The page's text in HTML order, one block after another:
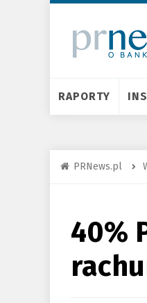
RAPORTY
PRNews.pl
40%